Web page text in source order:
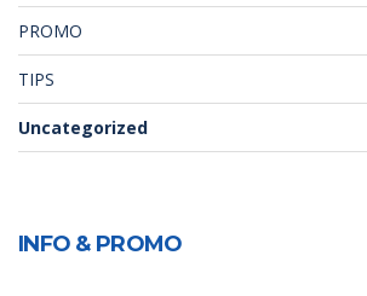
PROMO
TIPS
Uncategorized
INFO & PROMO